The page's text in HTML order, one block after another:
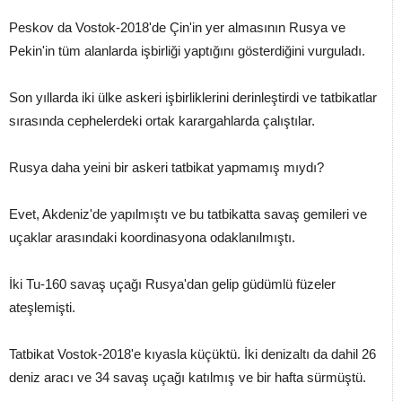
Peskov da Vostok-2018'de Çin'in yer almasının Rusya ve
Pekin'in tüm alanlarda işbirliği yaptığını gösterdiğini vurguladı.
Son yıllarda iki ülke askeri işbirliklerini derinleştirdi ve tatbikatlar
sırasında cephelerdeki ortak karargahlarda çalıştılar.
Rusya daha yeini bir askeri tatbikat yapmamış mıydı?
Evet, Akdeniz'de yapılmıştı ve bu tatbikatta savaş gemileri ve
uçaklar arasındaki koordinasyona odaklanılmıştı.
İki Tu-160 savaş uçağı Rusya'dan gelip güdümlü füzeler
ateşlemişti.
Tatbikat Vostok-2018'e kıyasla küçüktü. İki denizaltı da dahil 26
deniz aracı ve 34 savaş uçağı katılmış ve bir hafta sürmüştü.